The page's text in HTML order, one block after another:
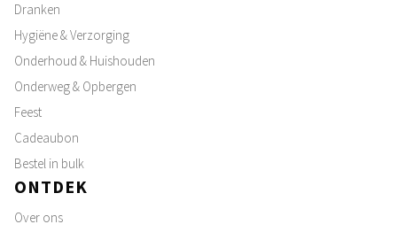
Dranken
Hygiëne & Verzorging
Onderhoud & Huishouden
Onderweg & Opbergen
Feest
Cadeaubon
Bestel in bulk
ONTDEK
Over ons